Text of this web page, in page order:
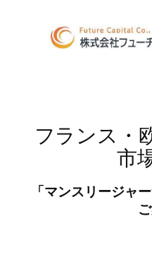
フランス・
市
「マンスリージャ